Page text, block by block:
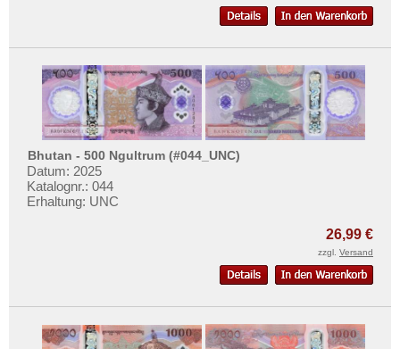
Timor
Turkmenistan
Usbekistan
Vereinigte Arabische Emirate
Vietnam
Privatsphäre und Datenschutz
Liefer- und Versandkosten
AGB
Impressum
Bhutan - 500 Ngultrum (#044_UNC)
Datum: 2025
Katalognr.: 044
Erhaltung: UNC
26,99 €
zzgl. Versand